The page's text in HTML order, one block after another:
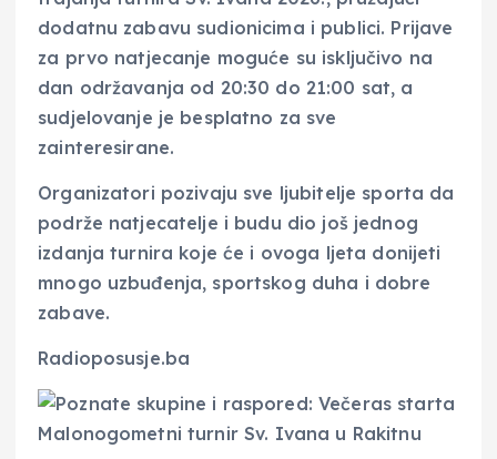
dodatnu zabavu sudionicima i publici. Prijave
za prvo natjecanje moguće su isključivo na
dan održavanja od 20:30 do 21:00 sat, a
sudjelovanje je besplatno za sve
zainteresirane.
Organizatori pozivaju sve ljubitelje sporta da
podrže natjecatelje i budu dio još jednog
izdanja turnira koje će i ovoga ljeta donijeti
mnogo uzbuđenja, sportskog duha i dobre
zabave.
Radioposusje.ba